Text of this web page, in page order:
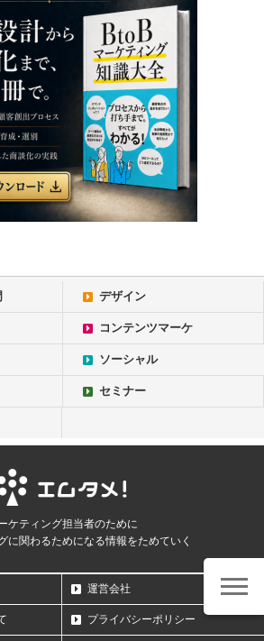
デザイン
コンテンツマーケ
ソーシャル
セミナー
ケティング担当者のために
に関わるためになる情報をためていく
運営会社
プライバシーポリシー